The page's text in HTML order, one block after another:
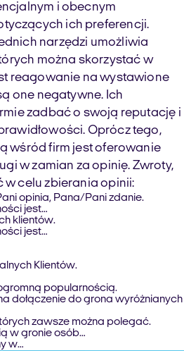
i obecnym
ich preferencji.
narzędzi umożliwia
można skorzystać w
reagowanie na wystawione
one negatywne. Ich
zadbać o swoją reputację i
Oprócz tego,
wśród firm jest oferowanie
w zamian za opinię. Zwroty,
w celu zbierania opinii:
opinia, Pana/Pani zdanie.
jest…
klientów.
jest…
Klientów.
popularnością.
dołączenie do grona wyróżnianych
zawsze można polegać.
w gronie osób…
w…